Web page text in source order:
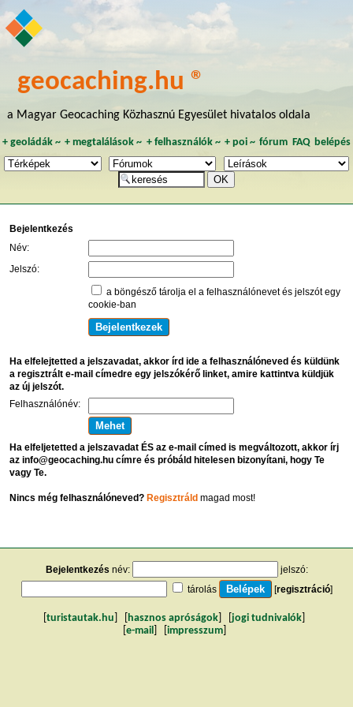
geocaching.hu ®
a Magyar Geocaching Közhasznú Egyesület hivatalos oldala
+ geoládák~ +megtalálások ~ + felhasználók~ + poi~ fórum FAQ belépés
Bejelentkezés
Név:
Jelszó:
a böngésző tárolja el a felhasználónevet és jelszót egy
cookie-ban
Ha elfelejtetted a jelszavadat, akkor írd ide a felhasználóneved és küldünk
a regisztrált e-mail címedre egy jelszókérő linket, amire kattintva küldjük
az új jelszót.
Felhasználónév:
Ha elfeljetetted a jelszavadat ÉS az e-mail címed is megváltozott, akkor írj
az info@geocaching.hu címre és próbáld hitelesen bizonyítani, hogy Te
vagy Te.
Nincs még felhasználóneved? Regisztráldmagad most!
Bejelentkezés név:
jelszó:
tárolás
[regisztráció]
turistautak.hu hasznos apróságok jogi tudnivalók
e-mail impresszum]